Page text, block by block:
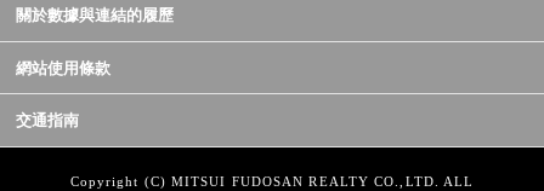
關於數據與連結的履歷
網站使用條款
交通指南
Copyright (C) MITSUI FUDOSAN REALTY CO.,LTD. ALL